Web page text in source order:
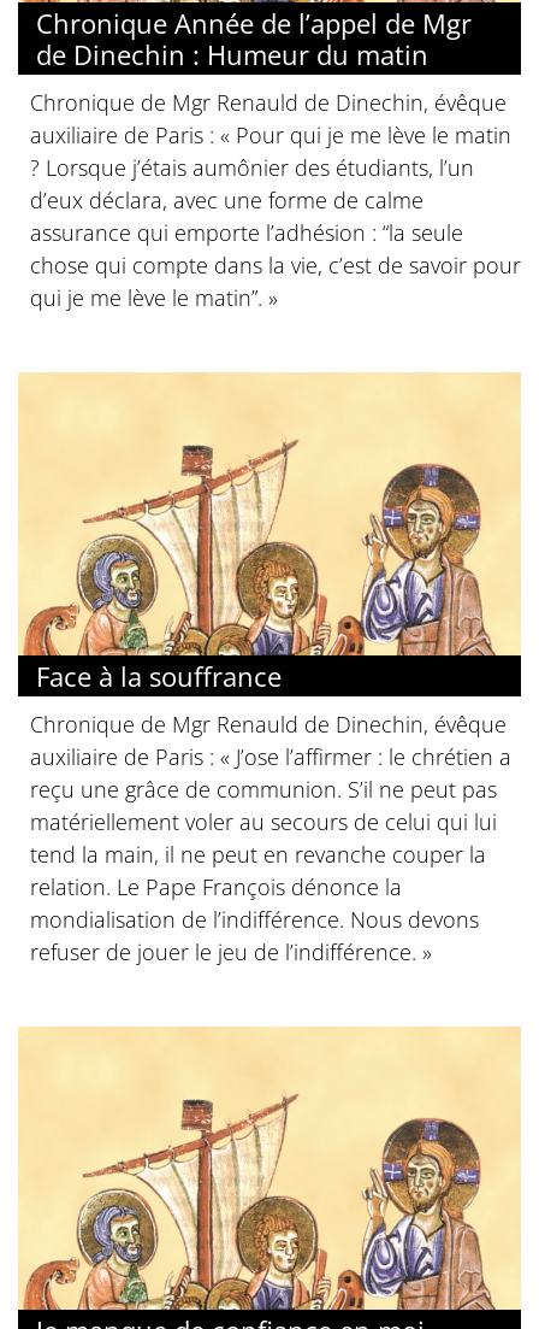
Chronique Année de l’appel de Mgr
de Dinechin : Humeur du matin
Chronique de Mgr Renauld de Dinechin, évêque
auxiliaire de Paris : « Pour qui je me lève le matin
? Lorsque j’étais aumônier des étudiants, l’un
d’eux déclara, avec une forme de calme
assurance qui emporte l’adhésion : “la seule
chose qui compte dans la vie, c’est de savoir pour
qui je me lève le matin”. »
Face à la souffrance
Chronique de Mgr Renauld de Dinechin, évêque
auxiliaire de Paris : « J’ose l’affirmer : le chrétien a
reçu une grâce de communion. S’il ne peut pas
matériellement voler au secours de celui qui lui
tend la main, il ne peut en revanche couper la
relation. Le Pape François dénonce la
mondialisation de l’indifférence. Nous devons
refuser de jouer le jeu de l’indifférence. »